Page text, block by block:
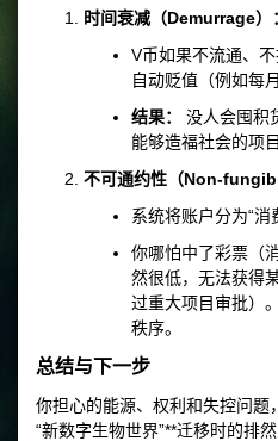
时间衰减（Demurrage）：
V币如果不流通、
自动贬值（例如每
结果：
没人会囤积
能够造福社会的项目
不可通约性（Non-
系统将账户分为“消
你哪怕中了彩票（
然很低，无法获得
过重大项目审批）
秩序。
总结与下一步
你担心的能源、权利和失控问题
“新数字生物世界”**迁移时的排然